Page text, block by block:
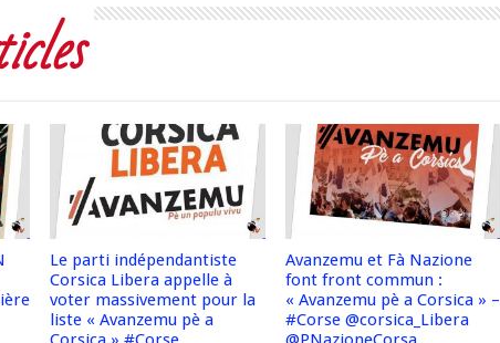
Le parti indépendantiste
Corsica Libera appelle à
voter massivement pour la
liste « Avanzemu pè a
Avanzemu et Fà Nazione
font front commun :
« Avanzemu pè a Corsica » –
#Corse @corsica_Libera